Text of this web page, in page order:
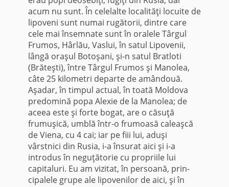
acum nu sunt. În celelalte lo­calităţi locuite de
lipoveni sunt numai rugătorii, dintre care
cele mai însemnate sunt în ora­lele Târgul
Frumos, Hârlău, Vaslui, în satul Lipovenii,
lângă oraşul Botoşani, şi-n satul Bratloti
(Brăteşti), între Târgul Frumos şi Manolea,
câte 25 kilometri departe de amândouă.
Aşadar, în timpul actual, în toată Mol­dova
predomină popa Alexie de la Manolea; de
aceea este şi forte bogat, are o căsuţă
frumuşică, umblă într-o frumoasă caleaşcă
de Viena, cu 4 cai; iar pe fiii lui, aduşi
vârstnici din Rusia, i-a însurat aici şi i-a
introdus în neguţătorie cu propriile lui
capitaluri. Eu am vizitat, în persoană, prin­
cipalele grupe ale lipovenilor de aici, şi în